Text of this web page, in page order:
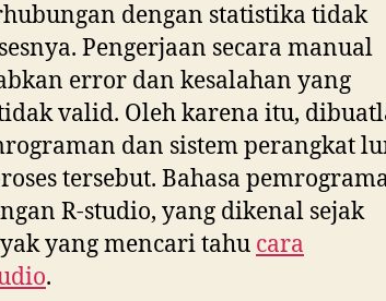
dengan statistika tidak
Pengerjaan secara manual
error dan kesalahan yang
valid. Oleh karena itu,
dan sistem perangkat
tersebut. Bahasa
R-studio, yang dikenal sejak
yang mencari tahu cara
.